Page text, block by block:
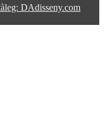
DAdisseny.com